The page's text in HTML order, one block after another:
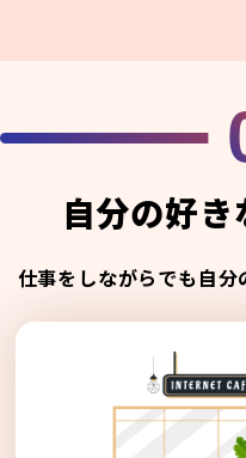
自分の好き
仕事をしながらでも自分